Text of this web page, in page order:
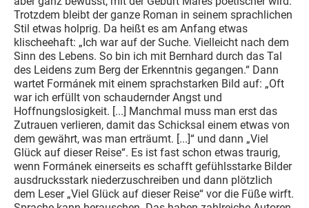
Trotzdem bleibt der ganze Roman in seinem sprachlichen
Stil etwas holprig. Da heißt es am Anfang etwas
klischeehaft: „Ich war auf der Suche. Vielleicht nach dem
Sinn des Lebens. So bin ich mit Bernhard durch das Tal
des Leidens zum Berg der Erkenntnis gegangen.“ Dann
wartet Formánek mit einem sprachstarken Bild auf: „Oft
war ich erfüllt von schaudernder Angst und
Hoffnungslosigkeit. [...] Manchmal muss man erst das
Zutrauen verlieren, damit das Schicksal einem etwas von
dem gewährt, was man erträumt. [...]“ und dann „Viel
Glück auf dieser Reise“. Es ist fast schon etwas traurig,
wenn Formánek einerseits es schafft gefühlsstarke Bilder
ausdrucksstark niederzuschreiben und dann plötzlich
dem Leser „Viel Glück auf dieser Reise“ vor die Füße wirft.